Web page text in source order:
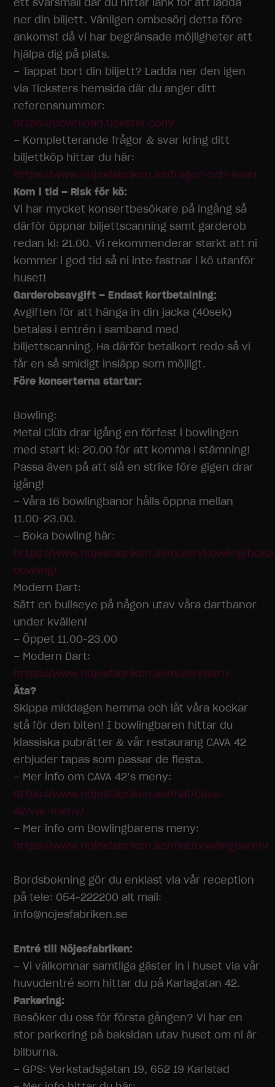
ett svarsmail där du hittar länk för att ladda
ner din biljett. Vänligen ombesörj detta före
ankomst då vi har begränsade möjligheter att
hjälpa dig på plats.
– Tappat bort din biljett? Ladda ner den igen
via Ticksters hemsida där du anger ditt
referensnummer:
https://download.tickster.com/
– Kompletterande frågor & svar kring ditt
biljettköp hittar du här:
https://www.nojesfabriken.se/fragor-och-svar/
Kom i tid – Risk för kö:
Vi har mycket konsertbesökare på ingång så
därför öppnar biljettscanning samt garderob
redan kl: 21.00. Vi rekommenderar starkt att ni
kommer i god tid så ni inte fastnar i kö utanför
huset!
Garderobsavgift – Endast kortbetalning:
Avgiften för att hänga in din jacka (40sek)
betalas i entrén i samband med
biljettscanning. Ha därför betalkort redo så vi
får en så smidigt insläpp som möjligt.
Före konserterna startar:
Bowling:
Metal Clüb drar igång en förfest i bowlingen
med start kl: 20.00 för att komma i stämning!
Passa även på att slå en strike före gigen drar
igång!
– Våra 16 bowlingbanor hålls öppna mellan
11.00-23.00.
– Boka bowling här:
https://www.nojesfabriken.se/nojen/bowling/
bowling/
Modern Dart:
Sätt en bullseye på någon utav våra dartbanor
under kvällen!
– Öppet 11.00-23.00
– Modern Dart:
https://www.nojesfabriken.se/nojen/dart/
Äta?
Skippa middagen hemma och låt våra kockar
stå för den biten! I bowlingbaren hittar du
klassiska pubrätter & vår restaurang CAVA 42
erbjuder tapas som passar de flesta.
– Mer info om CAVA 42’s meny:
https://www.nojesfabriken.se/mat/cava-
42/var-meny/
– Mer info om Bowlingbarens meny:
https://www.nojesfabriken.se/mat/bowlingbaren/
Bordsbokning gör du enklast via vår reception
på tele: 054-222200 alt mail:
info@nojesfabriken.se
Entré till Nöjesfabriken:
– Vi välkomnar samtliga gäster in i huset via vår
huvudentré som hittar du på Karlagatan 42.
Parkering:
Besöker du oss för första gången? Vi har en
stor parkering på baksidan utav huset om ni är
bilburna.
– GPS: Verkstadsgatan 19, 652 19 Karlstad